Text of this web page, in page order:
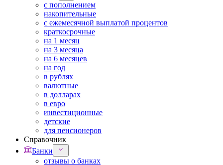
с пополнением
накопительные
с ежемесячной выплатой процентов
краткосрочные
на 1 месяц
на 3 месяца
на 6 месяцев
на год
в рублях
валютные
в долларах
в евро
инвестиционные
детские
для пенсионеров
Справочник
Банки
отзывы о банках